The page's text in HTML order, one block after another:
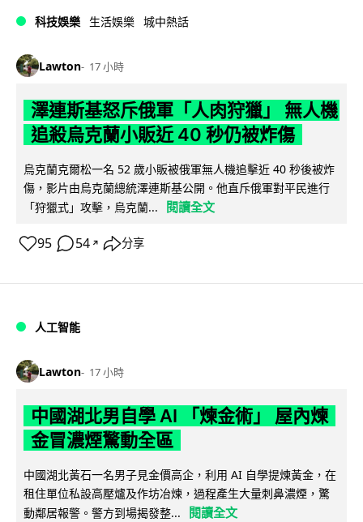
科技娛樂 生活娛樂 城中熱話
Lawton 17 小時
澤連斯基怒斥俄軍「人肉狩獵」 無人機
追殺烏克蘭小販近 40 秒仍被炸傷
烏克蘭克爾松一名 52 歲小販被俄軍無人機追擊近 40 秒後被炸
傷，影片由烏克蘭總統澤連斯基公開。他直斥俄軍對平民進行
「狩獵式」攻擊，烏克蘭...
閱讀全文
95 54 ↗ 分享
人工智能
Lawton 17 小時
中國湖北男自學 AI 「煉金術」 屋內煉
金冒濃煙驚動全區
中國湖北黃石一名男子見金價高企，利用 AI 自學提煉黃金，在
租住單位私設高壓爐及作坊冶煉，過程產生大量刺鼻濃煙，驚
動鄰居報警。警方到場揭發整...
閱讀全文